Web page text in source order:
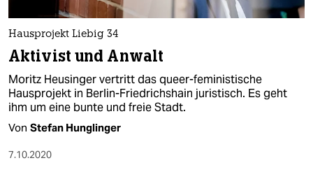
Hausprojekt Liebig 34
Aktivist und Anwalt
Moritz Heusinger vertritt das queer-feministische
Hausprojekt in Berlin-Friedrichshain juristisch. Es geht
ihm um eine bunte und freie Stadt.
Von Stefan Hunglinger
7.10.2020